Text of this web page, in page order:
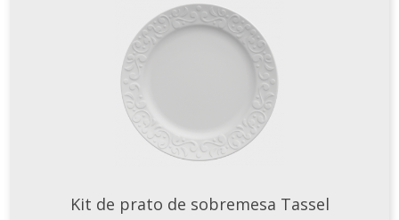
Kit de prato de sobremesa Tassel